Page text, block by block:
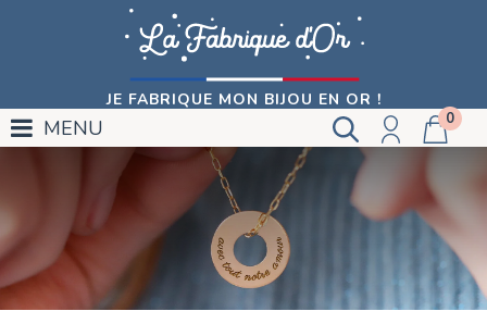
JE FABRIQUE MON BIJOU EN OR !
0
MENU